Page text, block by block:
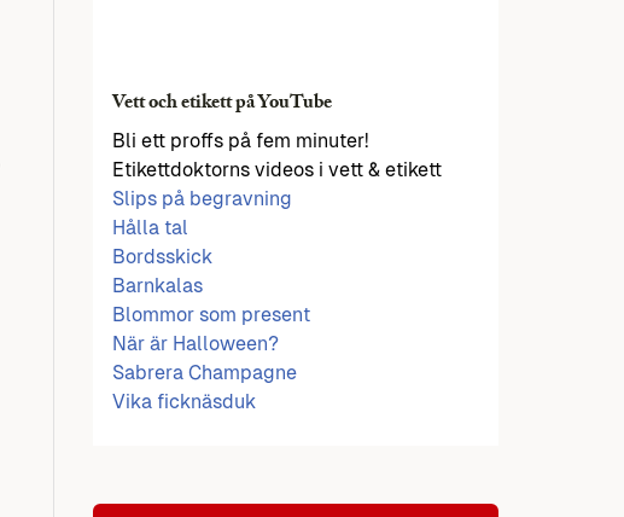
Vett och etikett på YouTube
Bli ett proffs på fem minuter!
Etikettdoktorns videos i vett & etikett
Slips på begravning
Hålla tal
Bordsskick
Barnkalas
Blommor som present
När är Halloween?
Sabrera Champagne
Vika ficknäsduk